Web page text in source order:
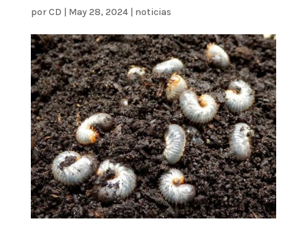
porCD | May 28, 2024| noticias